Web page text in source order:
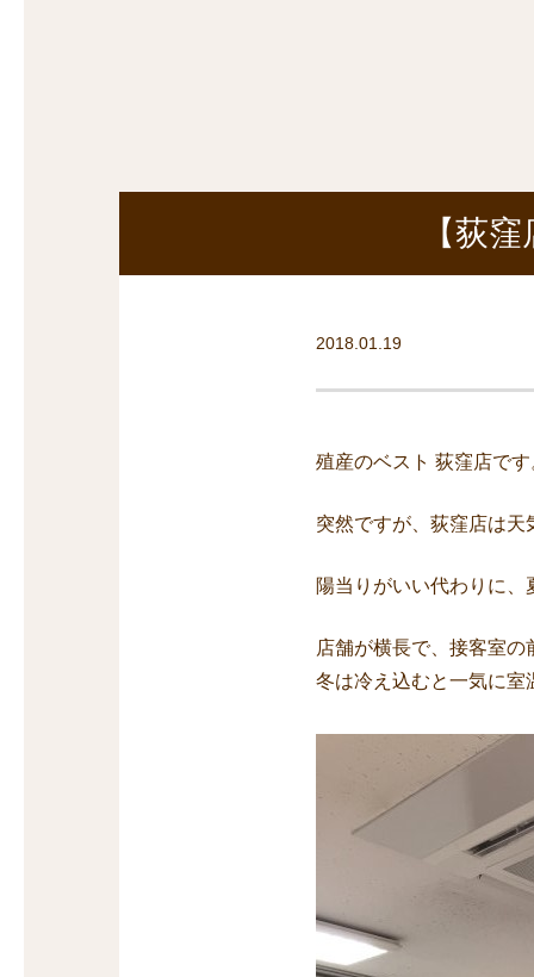
【荻
2018.01.19
殖産のベスト 荻窪店です
突然ですが、荻窪店は
陽当りがいい代わりに
店舗が横長で、接客室
冬は冷え込むと一気に室